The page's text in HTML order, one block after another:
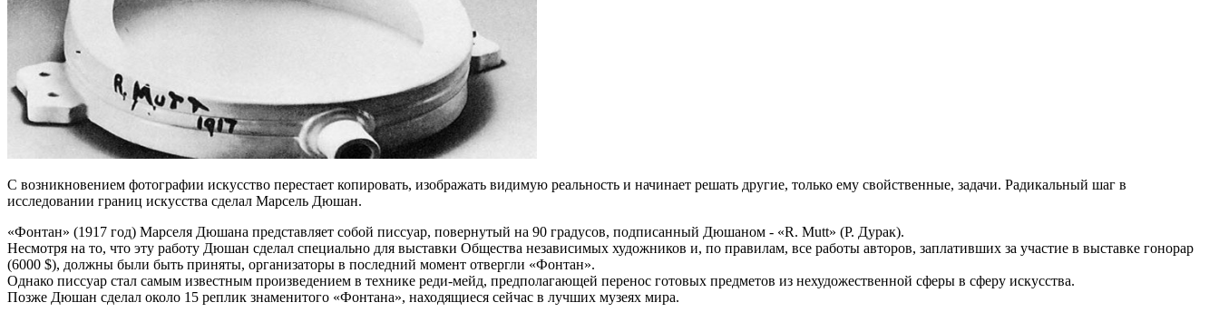
С возникновением фотографии искусство перестает копировать, изображать видимую реальность и начинает решать другие, только ему свойственные, задачи. Радикальный шаг в
исследовании границ искусства сделал Марсель Дюшан.
«Фонтан» (1917 год) Марселя Дюшана представляет собой писсуар, повернутый на 90 градусов, подписанный Дюшаном - «R. Mutt» (Р. Дурак).
Несмотря на то, что эту работу Дюшан сделал специально для выставки Общества независимых художников и, по правилам, все работы авторов, заплативших за участие в выставке гонорар
(6000 $), должны были быть приняты, организаторы в последний момент отвергли «Фонтан».
Однако писсуар стал самым известным произведением в технике реди-мейд, предполагающей перенос готовых предметов из нехудожественной сферы в сферу искусства.
Позже Дюшан сделал около 15 реплик знаменитого «Фонтана», находящиеся сейчас в лучших музеях мира.